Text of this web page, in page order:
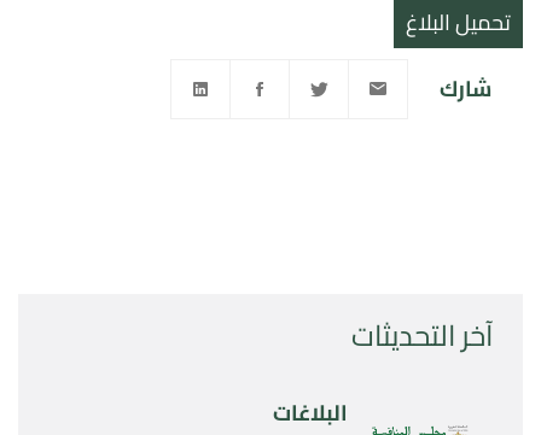
آخر التحديثات
البلاغات
تحميل البلاغ
شارك